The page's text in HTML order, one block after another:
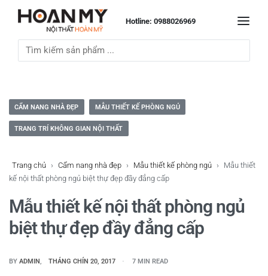
Hotline: 0988026969
CẨM NANG NHÀ ĐẸP MẪU THIẾT KẾ PHÒNG NGỦ
TRANG TRÍ KHÔNG GIAN NỘI THẤT
Trang chủ › Cẩm nang nhà đẹp › Mẫu thiết kế phòng ngủ ›
Mẫu thiết
kế nội thất phòng ngủ biệt thự đẹp đầy đẳng cấp
Mẫu thiết kế nội thất phòng ngủ
biệt thự đẹp đầy đẳng cấp
BY ADMIN THÁNG CHÍN 20, 2017 7 MIN READ